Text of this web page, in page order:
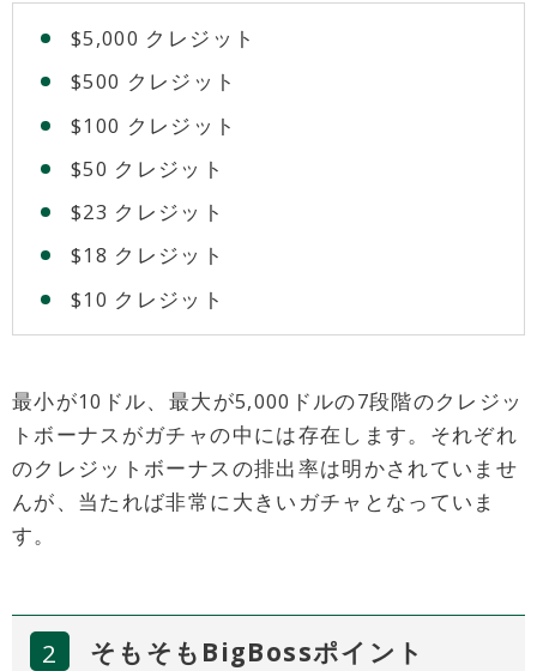
$5,000 クレジット
$500 クレジット
$100 クレジット
$50 クレジット
$23 クレジット
$18 クレジット
$10 クレジット
最小が10ドル、最大が5,000ドルの7段階のクレジッ
トボーナスがガチャの中には存在します。それぞれ
のクレジットボーナスの排出率は明かされていませ
んが、当たれば非常に大きいガチャとなっていま
す。
そもそもBigBossポイント